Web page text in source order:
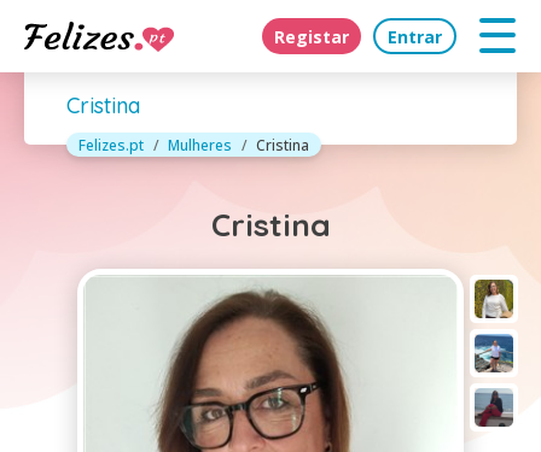
Registar Entrar
Cristina
Felizes.pt Mulheres Cristina
Cristina